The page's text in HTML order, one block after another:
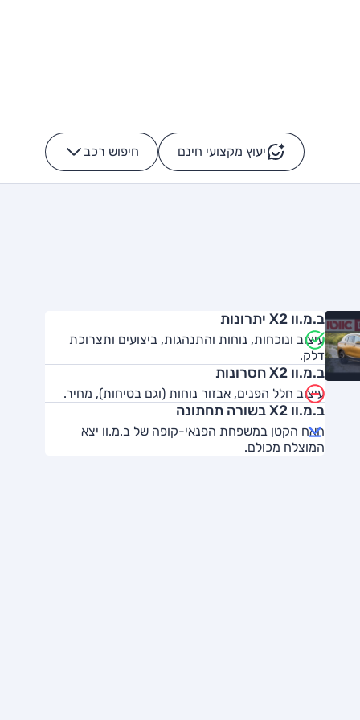
יעוץ מקצועי חינם חיפוש רכב -
ב.מ.וו X2 יתרונות
עיצוב ונוכחות, נוחות והתנהגות, ביצועים ותצרוכת
דלק.
ב.מ.וו X2 חסרונות
עיצוב חלל הפנים, אבזור נוחות (וגם בטיחות), מחיר.
ב.מ.וו X2 בשורה תחתונה
האח הקטן במשפחת הפנאי-קופה של ב.מ.וו יצא
המוצלח מכולם.